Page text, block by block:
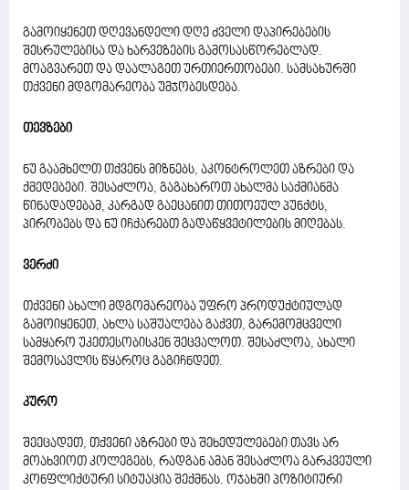
გამოიყენეთ დღევანდელი დღე ძველი დაპირებების
შესრულებისა და ხარვეზების გამოსასწორებლად.
მოაგვარეთ და დაალაგეთ ურთიერთობები. სამსახურში
თქვენი მდგომარეობა უმჯობესდება.
თევზები
ნუ გაამხელთ თქვენს მიზნებს, აკონტროლეთ აზრები და
ქმედებები. შესაძლოა, გაგახაროთ ახალმა საქმიანმა
წინადადებამ, კარგად გაეცანით თითოეულ პუნქტს,
პირობებს და ნუ იჩქარებთ გადაწყვეტილების მიღებას.
ვერძი
თქვენი ახალი მდგომარეობა უფრო პროდუქტიულად
გამოიყენეთ, ახლა საშუალება გაქვთ, გარემომცველი
სამყარო უკეთესობისკენ შეცვალოთ. შესაძლოა, ახალი
შემოსავლის წყაროც გაგიჩნდეთ.
კურო
შეეცადეთ, თქვენი აზრები და შეხედულებები თავს არ
მოახვიოთ კოლეგებს, რადგან ამან შესაძლოა გარკვეული
კონფლიქტური სიტუაცია შექმნას. ოჯახში პოზიტიური